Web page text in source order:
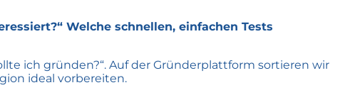
Welche schnellen, einfachen Tests
ich gründen?“. Auf der Gründerplattform sortieren wir
ideal vorbereiten.